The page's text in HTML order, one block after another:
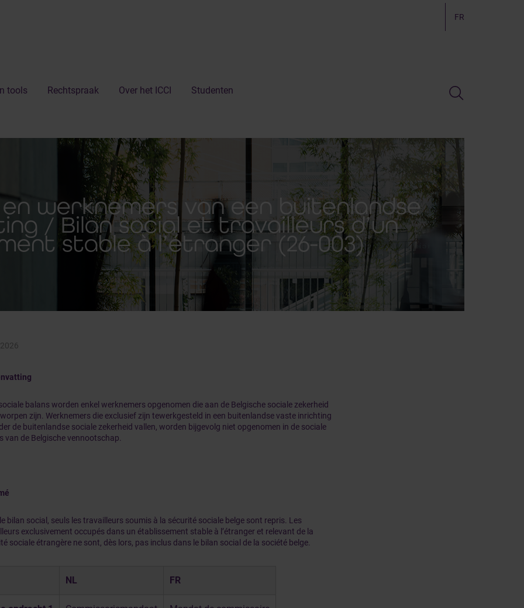
FR
tools Rechtspraak Over het ICCI Studenten
werknemers van een buitenlandse
/ Bilan social et travailleurs d’un
stable à l’étranger (26-003)
balans worden enkel werknemers opgenomen die aan de Belgische sociale zekerheid
zijn. Werknemers die exclusief zijn tewerkgesteld in een buitenlandse vaste inrichting
de buitenlandse sociale zekerheid vallen, worden bijgevolg niet opgenomen in de sociale
van de Belgische vennootschap.
bilan social, seuls les travailleurs soumis à la sécurité sociale belge sont repris. Les
exclusivement occupés dans un établissement stable à l’étranger et relevant de la
sociale étrangère ne sont, dès lors, pas inclus dans le bilan social de la société belge.
NL FR